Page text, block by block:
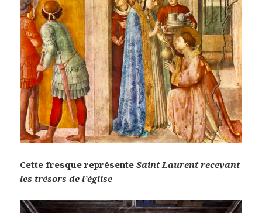
Cette fresque représenteSaint Laurent recevant
les trésors de l’église